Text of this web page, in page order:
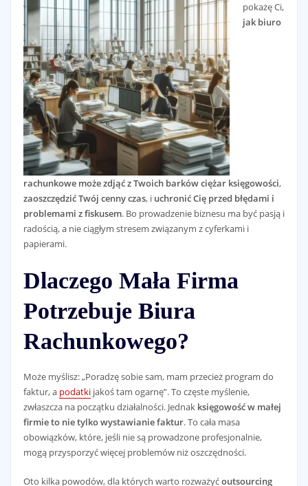
pokażę Ci,
jak biuro
rachunkowe może zdjąć z Twoich barków ciężar księgowości,
zaoszczędzić Twój cenny czas, i uchronić Cię przed błędami i
problemami z fiskusem. Bo prowadzenie biznesu ma być pasją i
radością, a nie ciągłym stresem związanym z cyferkami i
papierami.
Dlaczego Mała Firma
Potrzebuje Biura
Rachunkowego?
Może myślisz: „Poradzę sobie sam, mam przecież program do
faktur, a podatkijakoś tam ogarnę”. To częste myślenie,
zwłaszcza na początku działalności. Jednak księgowość w małej
firmie to nie tylko wystawianie faktur. To cała masa
obowiązków, które, jeśli nie są prowadzone profesjonalnie,
mogą przysporzyć więcej problemów niż oszczędności.
Oto kilka powodów, dla których warto rozważyćoutsourcing